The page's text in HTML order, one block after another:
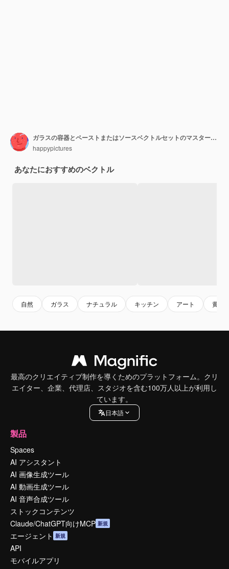
ガラスの容器とペーストまたはソースベクトルセットのマスタード黄色い種子油
happypictures
あなたにおすすめのベクトル
自然 ガラス ナチュラル キッチン アート 黄色
最高のクリエイティブ制作を導くためのプラットフォーム。クリ
エイター、企業、代理店、スタジオを含む100万人以上が利用し
ています。
日本語
製品
Spaces
AI アシスタント
AI 画像生成ツール
AI 動画生成ツール
AI 音声合成ツール
ストックコンテンツ
Claude/ChatGPT向けMCP 新規
エージェント 新規
API
モバイルアプリ